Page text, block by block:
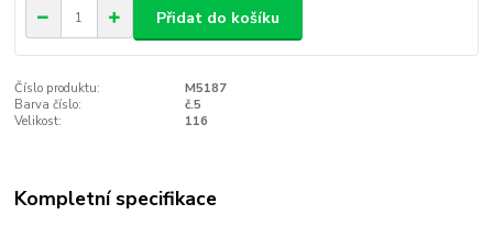
Přidat do košíku
Číslo produktu:
M5187
Barva číslo:
č.5
Velikost:
116
Kompletní specifikace